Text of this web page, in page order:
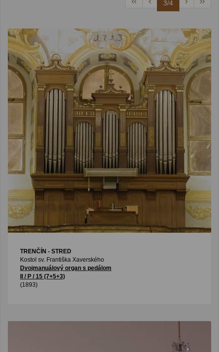
3/4
TRENČÍN - STRED
Kostol sv. Františka Xaverského
Dvojmanuálový organ s pedálom
II / P / 15 (7+5+3)
(1893)